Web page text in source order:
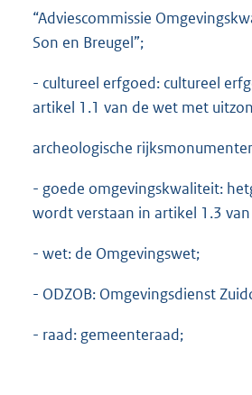
“Adviescommissie
Son en Breugel”;
- cultureel erfgoed: cultureel
artikel 1.1 van de wet met
archeologische
- goede omgevingskwaliteit:
wordt verstaan in artikel 1.3
- wet: de Omgevingswet;
- ODZOB: Omgevingsdienst
- raad: gemeenteraad;